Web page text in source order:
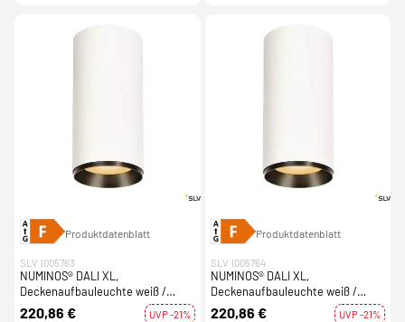
Produktdatenblatt
SLV 1005763
NUMINOS® DALI XL,
Deckenaufbauleuchte weiß /
schwarz 36W 2700K 36°
220,86 €
UVP -21%
Produktdatenblatt
SLV 1005764
NUMINOS® DALI XL,
Deckenaufbauleuchte weiß /
schwarz 36W 2700K 60°
220,86 €
UVP -21%